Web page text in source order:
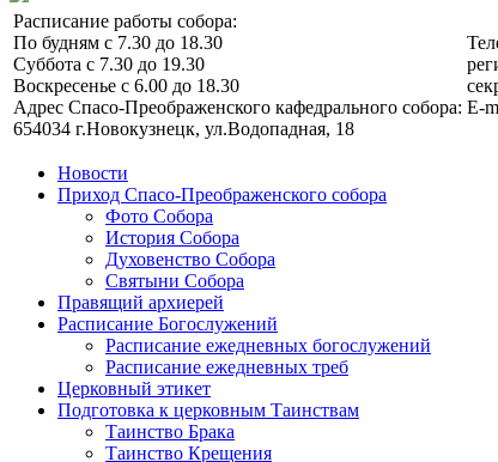
Расписание работы собора:
По будням с 7.30 до 18.30
Суббота с 7.30 до 19.30
Воскресенье с 6.00 до 18.30
Адрес Спасо-Преображенского кафедрального собора:
654034 г.Новокузнецк, ул.Водопадная, 18
E-
Новости
Приход Спасо-Преображенского собора
Фото Собора
История Собора
Духовенство Собора
Святыни Собора
Правящий архиерей
Расписание Богослужений
Расписание ежедневных богослужений
Расписание ежедневных треб
Церковный этикет
Подготовка к церковным Таинствам
Таинство Брака
Таинство Крещения